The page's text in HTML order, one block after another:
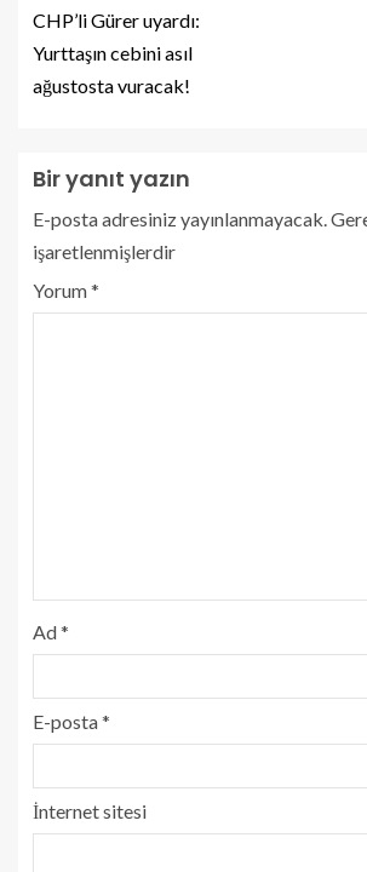
CHP’li Gürer uyardı:
Yurttaşın cebini asıl
ağustosta vuracak!
Bir yanıt yazın
E-posta adresiniz yayınlanmayacak.
işaretlenmişlerdir
Yorum*
Ad*
E-posta*
İnternet sitesi